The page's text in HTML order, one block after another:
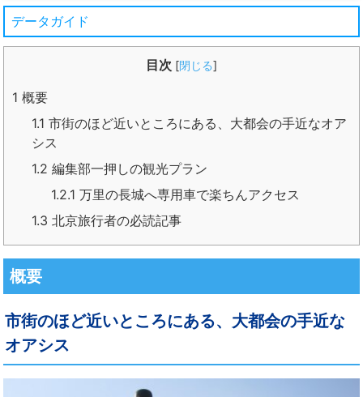
データガイド
目次 [閉じる]
1 概要
1.1 市街のほど近いところにある、大都会の手近なオア
シス
1.2 編集部一押しの観光プラン
1.2.1 万里の長城へ専用車で楽ちんアクセス
1.3 北京旅行者の必読記事
概要
市街のほど近いところにある、大都会の手近な
オアシス